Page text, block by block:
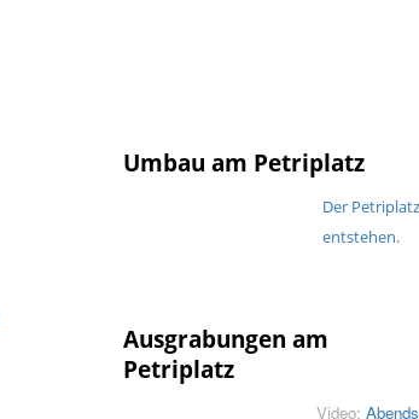
Umbau am Petriplatz
Der
entstehen.
Ausgrabungen am
Petriplatz
Video: